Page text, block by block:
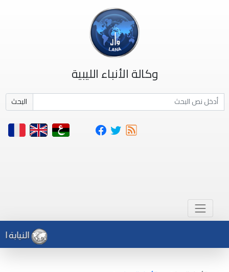
وكالة الأنباء الليبية
البحث
النيابة